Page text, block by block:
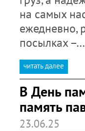
на самых
ежедневно,
посылках –…
читать далее
В День
память
23.06.25